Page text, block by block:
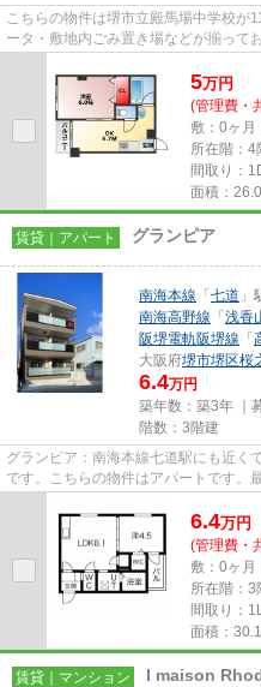
こちらの物件は堺市立殿馬場中学校が
ータ・敷地内ごみ置き場などが揃って
5万円
(管理費・
敷：0ヶ月
所在階：4
間取り：
面積：
賃貸｜アパート グランピア
南海本線 「 七道 」
南海高野線 「 浅香
阪堺電軌阪堺線 「
大阪府堺市堺区桜
6.4万円
築年数：築3年 ｜
階数：3階建
グランピア：南海本線七道駅にも近く
です。こちらの物件はアパートです。
6.4万円
(管理費・
敷：0ヶ月
所在階：3
間取り：
面積：
賃貸｜マンション I maison